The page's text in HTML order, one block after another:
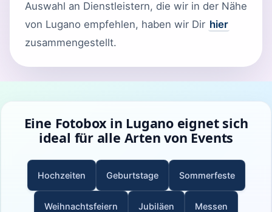
Auswahl an Dienstleistern, die wir in der Nähe
von Lugano empfehlen, haben wir Dir hier
zusammengestellt.
Eine Fotobox in Lugano eignet sich
ideal für alle Arten von Events
Hochzeiten Geburtstage Sommerfeste
Weihnachtsfeiern Jubiläen Messen